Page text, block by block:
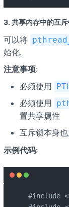
3. 共享内存中的互
可以将
始化.
注意事项:
必须使用
必须使用
置共享属性
互斥锁本身
示例代码:
#include